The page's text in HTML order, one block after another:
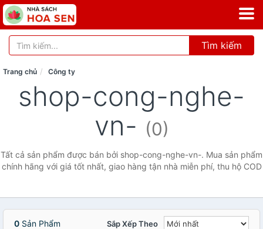
Tìm kiếm
Trang chủ Công ty
shop-cong-nghe-
vn- (0)
Tất cả sản phẩm được bán bởi shop-cong-nghe-vn-. Mua sản phẩm
chính hãng với giá tốt nhất, giao hàng tận nhà miễn phí, thu hộ COD
0 Sản Phẩm Sắp Xếp Theo